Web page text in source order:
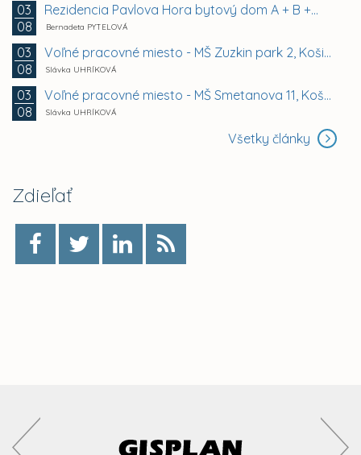
03
08
Rezidencia Pavlova Hora bytový dom A + B +...
Bernadeta PYTELOVÁ
03
08
Voľné pracovné miesto - MŠ Zuzkin park 2, Košice -...
Slávka UHRÍKOVÁ
03
08
Voľné pracovné miesto - MŠ Smetanova 11, Košice -...
Slávka UHRÍKOVÁ
Všetky články
Zdieľať